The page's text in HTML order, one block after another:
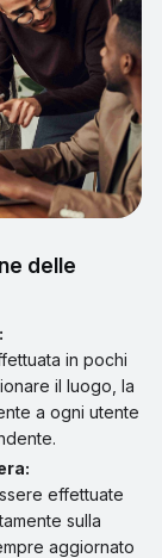
in pochi
il luogo, la
a ogni utente
effettuate
sulla
aggiornato